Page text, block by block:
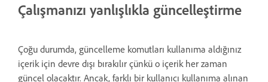
Çalışmanızı yanlışlıkla güncelleştirme
Çoğu durumda, güncelleme komutları kullanıma aldığınız
içerik için devre dışı bırakılır çünkü o içerik her zaman
güncel olacaktır. Ancak, farklı bir kullanıcı kullanıma alınan